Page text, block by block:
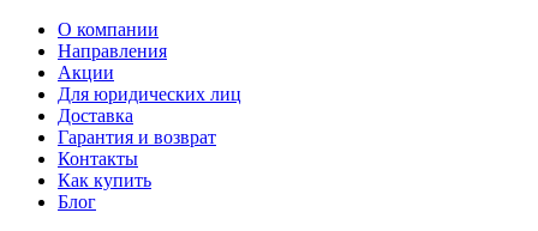
О компании
Направления
Акции
Для юридических лиц
Доставка
Гарантия и возврат
Контакты
Как купить
Блог